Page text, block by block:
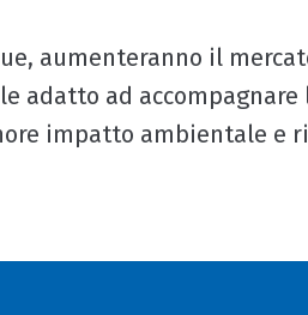
aumenteranno il
adatto ad
impatto ambientale e